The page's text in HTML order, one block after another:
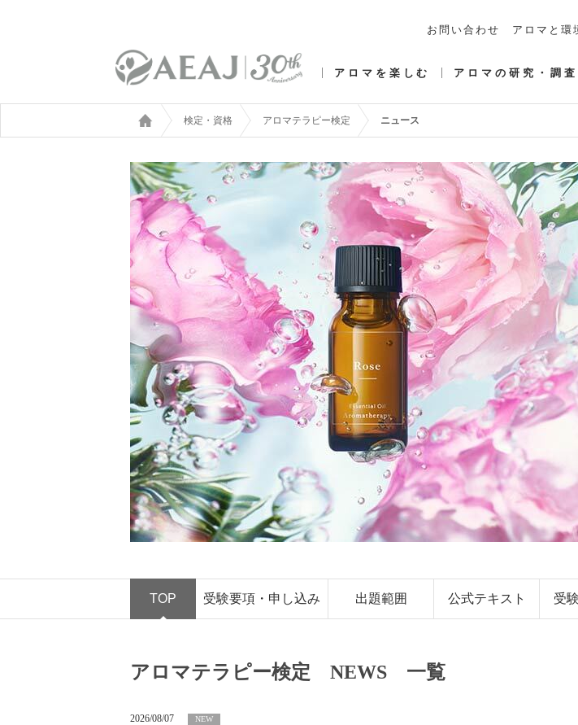
お問い合わせ アロマと環
アロマを楽しむ アロマの研究・調査
検定・資格 アロマテラピー検定 ニュース
TOP 受験要項・申し込み 出題範囲 公式テキスト 受
アロマテラピー検定 NEWS 一覧
2026/08/07 NEW